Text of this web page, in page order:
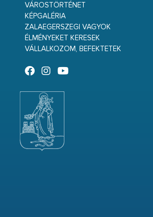
VÁROSTÖRTÉNET
KÉPGALÉRIA
ZALAEGERSZEGI VAGYOK
ÉLMÉNYEKET KERESEK
VÁLLALKOZOM, BEFEKTETEK